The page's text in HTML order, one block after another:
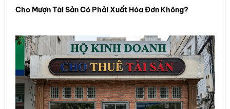
Cho Mượn Tài Sản Có Phải Xuất Hóa Đơn Không?